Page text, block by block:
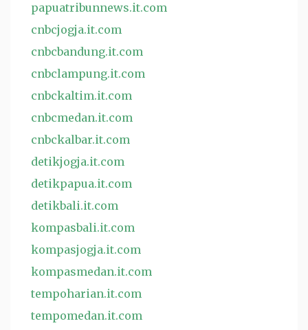
papuatribunnews.it.com
cnbcjogja.it.com
cnbcbandung.it.com
cnbclampung.it.com
cnbckaltim.it.com
cnbcmedan.it.com
cnbckalbar.it.com
detikjogja.it.com
detikpapua.it.com
detikbali.it.com
kompasbali.it.com
kompasjogja.it.com
kompasmedan.it.com
tempoharian.it.com
tempomedan.it.com